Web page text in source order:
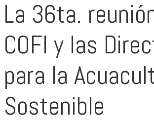
La 36ta.
COFI y las
para la
Sostenible